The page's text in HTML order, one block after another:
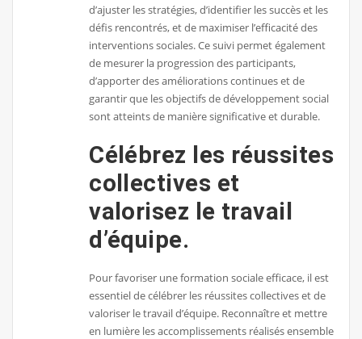
d’ajuster les stratégies, d’identifier les succès et les
défis rencontrés, et de maximiser l’efficacité des
interventions sociales. Ce suivi permet également
de mesurer la progression des participants,
d’apporter des améliorations continues et de
garantir que les objectifs de développement social
sont atteints de manière significative et durable.
Célébrez les réussites
collectives et
valorisez le travail
d’équipe.
Pour favoriser une formation sociale efficace, il est
essentiel de célébrer les réussites collectives et de
valoriser le travail d’équipe. Reconnaître et mettre
en lumière les accomplissements réalisés ensemble